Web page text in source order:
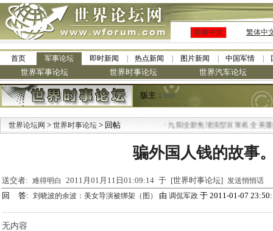
简体中文 繁体中
首页 军事论坛 即时新闻 热点新闻 图片新闻 中国军情
世界军事论坛 世界时事论坛 世界汽车论坛
版主： bob
世界论坛网 > 世界时事论坛 > 回帖 九阳全新免清洗型豆浆机 全美最低
骗外国人钱的故事
送交者: 难得明白 2011月01月11日01:09:14 于 [世界时事论坛] 发送悄悄话
回 答: 刘晓波的余波：美女导演被绑架（图） 由 调侃军政 于 2011-01-07
无内容